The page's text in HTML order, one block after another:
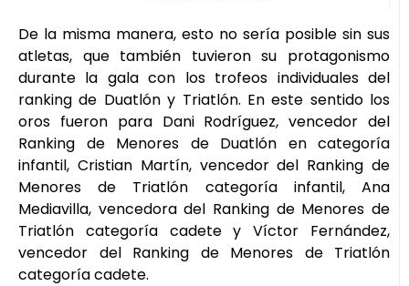
De la misma manera, esto no sería posible sin sus
atletas, que también tuvieron su protagonismo
durante la gala con los trofeos individuales del
ranking de Duatlón y Triatlón. En este sentido los
oros fueron para Dani Rodríguez, vencedor del
Ranking de Menores de Duatlón en categoría
infantil, Cristian Martín, vencedor del Ranking de
Menores de Triatlón categoría infantil, Ana
Mediavilla, vencedora del Ranking de Menores de
Triatlón categoría cadete y Víctor Fernández,
vencedor del Ranking de Menores de Triatlón
categoría cadete.